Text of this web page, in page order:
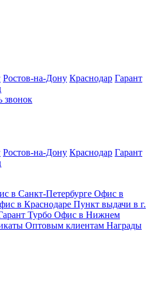
Ростов-на-Дону Краснодар Гарант
звонок
Ростов-на-Дону Краснодар Гарант
в Санкт-Петербурге Офис в
в Краснодаре Пункт выдачи в г.
Турбо Офис в Нижнем
Оптовым клиентам Награды